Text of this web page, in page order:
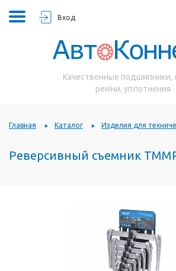
Вход
Качественные подшипники,
ремни, уплотнения
Главная Каталог Изделия для
Реверсивный съемник